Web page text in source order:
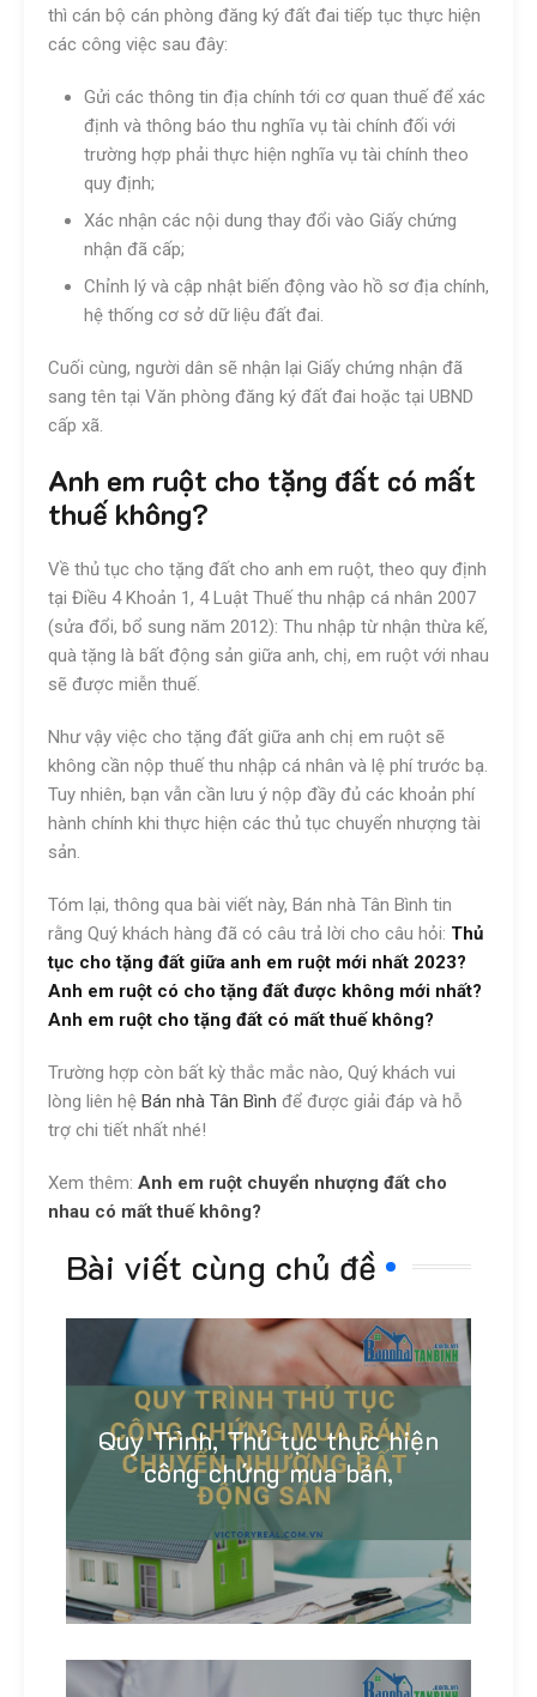
thì cán bộ cán phòng đăng ký đất đai tiếp tục thực hiện
các công việc sau đây:
Gửi các thông tin địa chính tới cơ quan thuế để xác
định và thông báo thu nghĩa vụ tài chính đối với
trường hợp phải thực hiện nghĩa vụ tài chính theo
quy định;
Xác nhận các nội dung thay đổi vào Giấy chứng
nhận đã cấp;
Chỉnh lý và cập nhật biến động vào hồ sơ địa chính,
hệ thống cơ sở dữ liệu đất đai.
Cuối cùng, người dân sẽ nhận lại Giấy chứng nhận đã
sang tên tại Văn phòng đăng ký đất đai hoặc tại UBND
cấp xã.
Anh em ruột cho tặng đất có mất
thuế không?
Về thủ tục cho tặng đất cho anh em ruột, theo quy định
tại Điều 4 Khoản 1, 4 Luật Thuế thu nhập cá nhân 2007
(sửa đổi, bổ sung năm 2012): Thu nhập từ nhận thừa kế,
quà tặng là bất động sản giữa anh, chị, em ruột với nhau
sẽ được miễn thuế.
Như vậy việc cho tặng đất giữa anh chị em ruột sẽ
không cần nộp thuế thu nhập cá nhân và lệ phí trước bạ.
Tuy nhiên, bạn vẫn cần lưu ý nộp đầy đủ các khoản phí
hành chính khi thực hiện các thủ tục chuyển nhượng tài
sản.
Tóm lại, thông qua bài viết này, Bán nhà Tân Bình tin
rằng Quý khách hàng đã có câu trả lời cho câu hỏi: Thủ
tục cho tặng đất giữa anh em ruột mới nhất 2023?
Anh em ruột có cho tặng đất được không mới nhất?
Anh em ruột cho tặng đất có mất thuế không?
Trường hợp còn bất kỳ thắc mắc nào, Quý khách vui
lòng liên hệ Bán nhà Tân Bình để được giải đáp và hỗ
trợ chi tiết nhất nhé!
Xem thêm: Anh em ruột chuyển nhượng đất cho
nhau có mất thuế không?
Bài viết cùng chủ đề
Quy Trình, Thủ tục thực hiện
công chứng mua bán,
Linh Khánh